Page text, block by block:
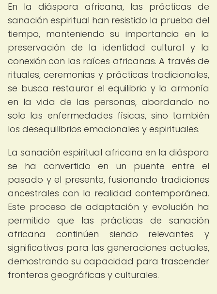
En la diáspora africana, las prácticas de
sanación espiritual han resistido la prueba del
tiempo, manteniendo su importancia en la
preservación de la identidad cultural y la
conexión con las raíces africanas. A través de
rituales, ceremonias y prácticas tradicionales,
se busca restaurar el equilibrio y la armonía
en la vida de las personas, abordando no
solo las enfermedades físicas, sino también
los desequilibrios emocionales y espirituales.
La sanación espiritual africana en la diáspora
se ha convertido en un puente entre el
pasado y el presente, fusionando tradiciones
ancestrales con la realidad contemporánea.
Este proceso de adaptación y evolución ha
permitido que las prácticas de sanación
africana continúen siendo relevantes y
significativas para las generaciones actuales,
demostrando su capacidad para trascender
fronteras geográficas y culturales.